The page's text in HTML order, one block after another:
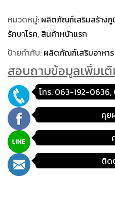
หมวดหมู่: ผลิตภัณฑ์เสริมสร้าง
รักษาโรค, สินค้าหน้าแรก
ป้ายกำกับ: ผลิตภัณฑ์เสริมอาหาร
สอบถามข้อมูลเพิ่มเ
โทร. 063-192-0636,
คุย
ติด